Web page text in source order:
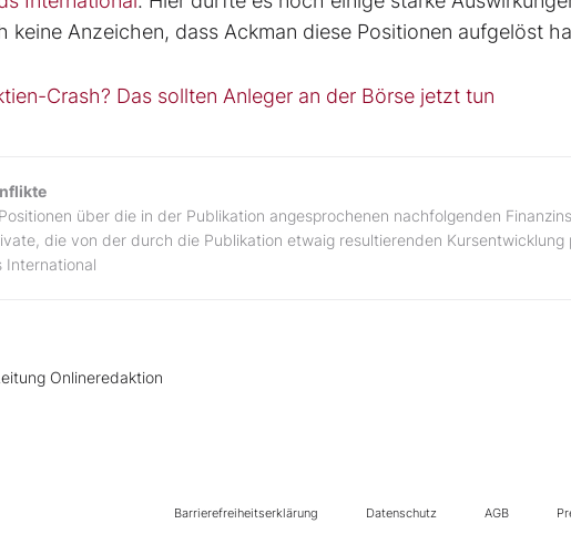
keine Anzeichen, dass Ackman diese Positionen aufgelöst
Crash? Das sollten Anleger an der Börse jetzt tun
über die in der Publikation angesprochenen nachfolgenden
die von der durch die Publikation etwaig resultierenden Kursentwicklung
International
Onlineredaktion
Barrierefreiheitserklärung Datenschutz AGB